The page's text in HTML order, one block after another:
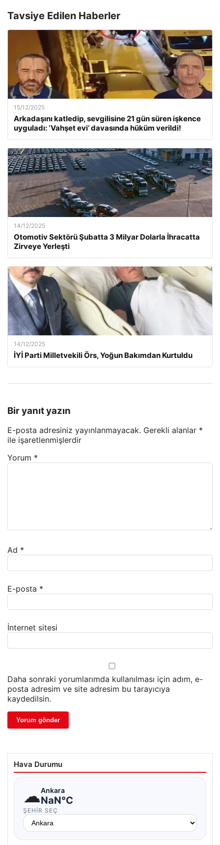
Tavsiye Edilen Haberler
15/12/2025
Arkadaşını katledip, sevgilisine 21 gün süren işkence
uyguladı: ‘Vahşet evi’ davasında hüküm verildi!
14/12/2025
Otomotiv Sektörü Şubatta 3 Milyar Dolarla İhracatta
Zirveye Yerleşti
14/12/2025
İYİ Parti Milletvekili Örs, Yoğun Bakımdan Kurtuldu
Bir yanıt yazın
E-posta adresiniz yayınlanmayacak. Gerekli alanlar *
ile işaretlenmişlerdir
Yorum *
Ad *
E-posta *
İnternet sitesi
Daha sonraki yorumlarımda kullanılması için adım, e-
posta adresim ve site adresim bu tarayıcıya
kaydedilsin.
Hava Durumu
☁Ankara
NaN°C
ŞEHIR SEÇ